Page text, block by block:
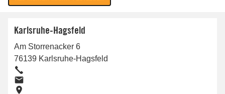
Karlsruhe-Hagsfeld
Am Storrenacker 6
76139 Karlsruhe-Hagsfeld